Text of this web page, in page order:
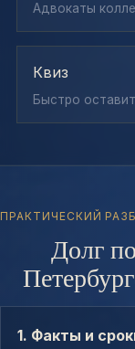
Адвокаты
Квиз
Быстро
ПРАКТИЧЕСКИЙ
Долг
1. Факты и